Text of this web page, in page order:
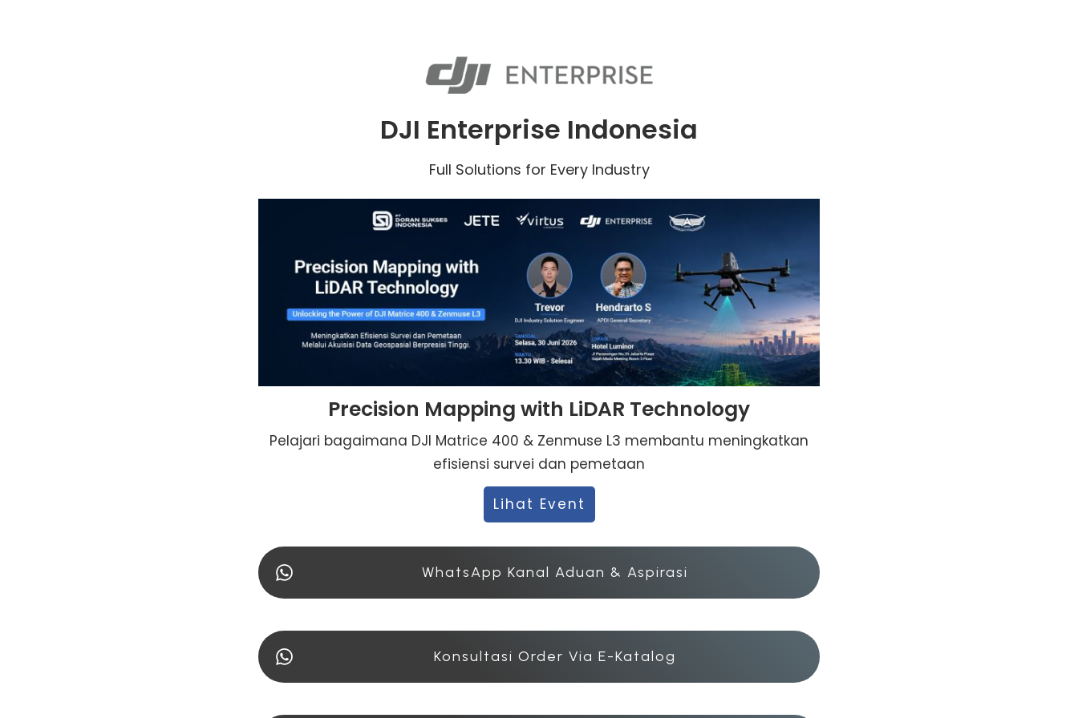
DJI Enterprise Indonesia
Full Solutions for Every Industry
Precision Mapping with LiDAR Technology
Pelajari bagaimana DJI Matrice 400 & Zenmuse L3 membantu meningkatkan
efisiensi survei dan pemetaan
Lihat Event
WhatsApp Kanal Aduan & Aspirasi
Konsultasi Order Via E-Katalog